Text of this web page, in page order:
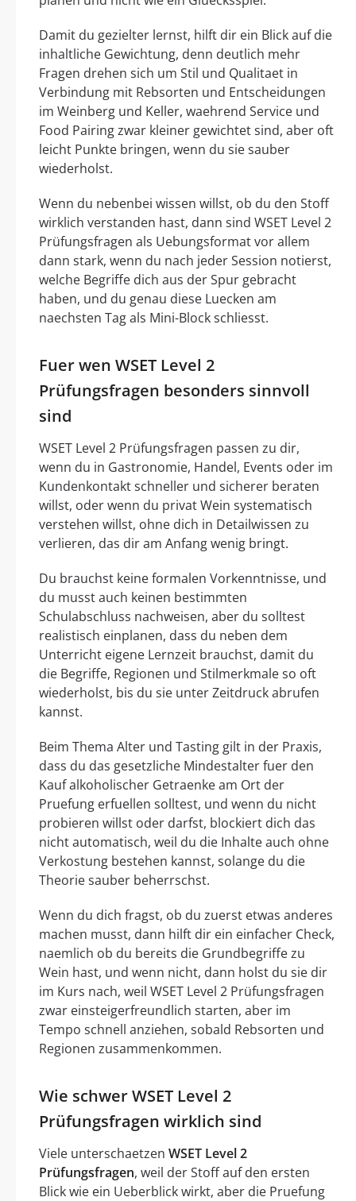
Damit du gezielter lernst, hilft dir ein Blick auf die
inhaltliche Gewichtung, denn deutlich mehr
Fragen drehen sich um Stil und Qualitaet in
Verbindung mit Rebsorten und Entscheidungen
im Weinberg und Keller, waehrend Service und
Food Pairing zwar kleiner gewichtet sind, aber oft
leicht Punkte bringen, wenn du sie sauber
wiederholst.
Wenn du nebenbei wissen willst, ob du den Stoff
wirklich verstanden hast, dann sind WSET Level 2
Prüfungsfragen als Uebungsformat vor allem
dann stark, wenn du nach jeder Session notierst,
welche Begriffe dich aus der Spur gebracht
haben, und du genau diese Luecken am
naechsten Tag als Mini-Block schliesst.
Fuer wen WSET Level 2
Prüfungsfragen besonders sinnvoll
sind
WSET Level 2 Prüfungsfragen passen zu dir,
wenn du in Gastronomie, Handel, Events oder im
Kundenkontakt schneller und sicherer beraten
willst, oder wenn du privat Wein systematisch
verstehen willst, ohne dich in Detailwissen zu
verlieren, das dir am Anfang wenig bringt.
Du brauchst keine formalen Vorkenntnisse, und
du musst auch keinen bestimmten
Schulabschluss nachweisen, aber du solltest
realistisch einplanen, dass du neben dem
Unterricht eigene Lernzeit brauchst, damit du
die Begriffe, Regionen und Stilmerkmale so oft
wiederholst, bis du sie unter Zeitdruck abrufen
kannst.
Beim Thema Alter und Tasting gilt in der Praxis,
dass du das gesetzliche Mindestalter fuer den
Kauf alkoholischer Getraenke am Ort der
Pruefung erfuellen solltest, und wenn du nicht
probieren willst oder darfst, blockiert dich das
nicht automatisch, weil du die Inhalte auch ohne
Verkostung bestehen kannst, solange du die
Theorie sauber beherrschst.
Wenn du dich fragst, ob du zuerst etwas anderes
machen musst, dann hilft dir ein einfacher Check,
naemlich ob du bereits die Grundbegriffe zu
Wein hast, und wenn nicht, dann holst du sie dir
im Kurs nach, weil WSET Level 2 Prüfungsfragen
zwar einsteigerfreundlich starten, aber im
Tempo schnell anziehen, sobald Rebsorten und
Regionen zusammenkommen.
Wie schwer WSET Level 2
Prüfungsfragen wirklich sind
Viele unterschaetzen WSET Level 2
Prüfungsfragen, weil der Stoff auf den ersten
Blick wie ein Ueberblick wirkt, aber die Pruefung